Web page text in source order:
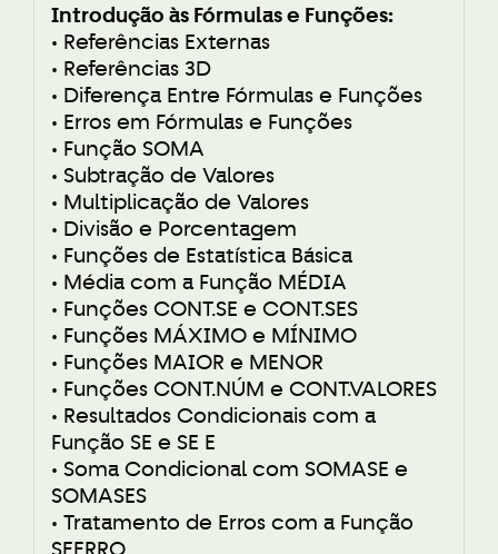
Introdução às Fórmulas e Funções:
• Referências Externas
• Referências 3D
• Diferença Entre Fórmulas e Funções
• Erros em Fórmulas e Funções
• Função SOMA
• Subtração de Valores
• Multiplicação de Valores
• Divisão e Porcentagem
• Funções de Estatística Básica
• Média com a Função MÉDIA
• Funções CONT.SE e CONT.SES
• Funções MÁXIMO e MÍNIMO
• Funções MAIOR e MENOR
• Funções CONT.NÚM e CONT.VALORES
• Resultados Condicionais com a
Função SE e SE E
• Soma Condicional com SOMASE e
SOMASES
• Tratamento de Erros com a Função
SEERRO